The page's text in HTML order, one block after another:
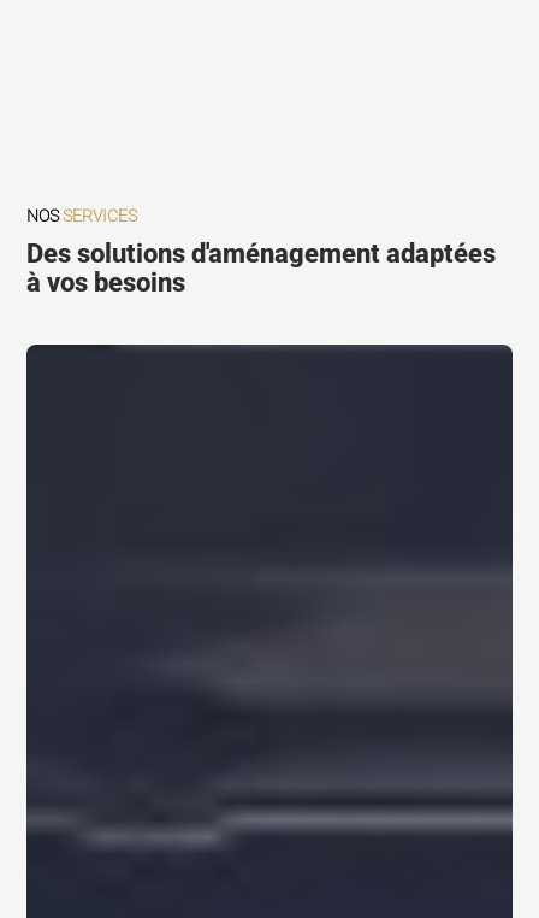
NOSSERVICES
Des solutions d'aménagement adaptées
à vos besoins